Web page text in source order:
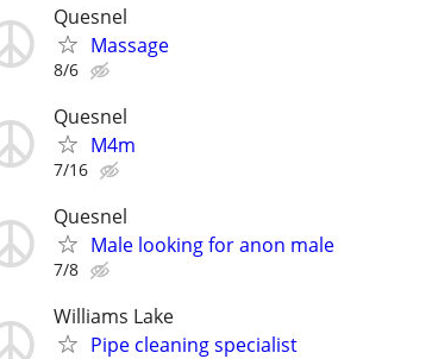
Quesnel
Massage
8/6
Quesnel
M4m
7/16
Quesnel
Male looking for anon male
7/8
Williams Lake
Pipe cleaning specialist